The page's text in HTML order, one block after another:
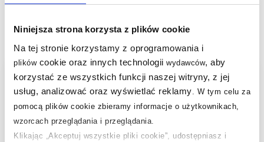
Niniejsza strona korzysta z plików cookie
Na tej stronie korzystamy z oprogramowania i
plikówcookie oraz innych technologii wydawców, aby
korzystać ze wszystkich funkcji naszej witryny, z jej
usług, analizować oraz wyświetlać reklamy
W tym celu za
pomocą plików cookie zbieramy informacje o użytkownikach,
wzorcach przeglądania i przeglądania.
Klikając „Akceptuj wszystkie pliki cookie”, udostępniasz i
Produkty podobne:
multirabaty